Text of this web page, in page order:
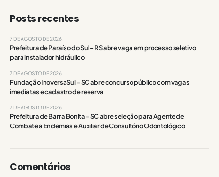
Posts recentes
Prefeitura de Paraíso do Sul – RS abre vaga em processo seletivo
para instalador hidráulico
7 DE AGOSTO DE 2026
Fundação InoversaSul – SC abre concurso público com vagas
imediatas e cadastro de reserva
7 DE AGOSTO DE 2026
Prefeitura de Barra Bonita – SC abre seleção para Agente de
Combate a Endemias e Auxiliar de Consultório Odontológico
7 DE AGOSTO DE 2026
Comentários